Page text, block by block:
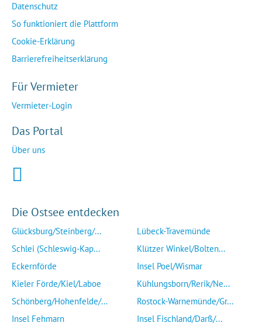
Datenschutz
So funktioniert die Plattform
Cookie-Erklärung
Barrierefreiheitserklärung
Für Vermieter
Vermieter-Login
Das Portal
Über uns
Die Ostsee entdecken
Glücksburg/Steinberg/...
Schlei (Schleswig-Kap...
Eckernförde
Kieler Förde/Kiel/Laboe
Schönberg/Hohenfelde/...
Insel Fehmarn
Lübeck-Travemünde
Klützer Winkel/Bolten...
Insel Poel/Wismar
Kühlungsborn/Rerik/Ne...
Rostock-Warnemünde/Gr...
Insel Fischland/Darß/...